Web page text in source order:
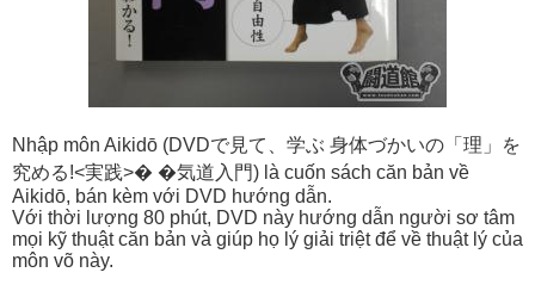
Nhập môn Aikidō (DVDで見て、学ぶ 身体づかいの「理」を
究める!<実践>� �気道入門) là cuốn sách căn bản về
Aikidō, bán kèm với DVD hướng dẫn.
Với thời lượng 80 phút, DVD này hướng dẫn người sơ tâm
mọi kỹ thuật căn bản và giúp họ lý giải triệt để về thuật lý của
môn võ này.